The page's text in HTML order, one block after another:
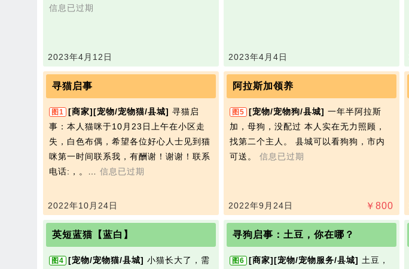
信息已过期
2023年4月12日 2023年4月4日
寻猫启事
图1 [商家][宠物/宠物猫/县城] 寻猫启
事：本人猫咪于10月23日上午在小区走
失，白色布偶，希望各位好心人士见到猫
咪第一时间联系我，有酬谢！谢谢！联系
电话:，。… 信息已过期
2022年10月24日
阿拉斯加领养
图5 [宠物/宠物狗/县城] 一年半阿拉斯
加，母狗，没配过 本人实在无力照顾，
找第二个主人。 县城可以看狗狗，市内
可送。 信息已过期
￥ 800
2022年9月24日
英短蓝猫【蓝白】
图4 [宠物/宠物猫/县城] 小猫长大了，需
寻狗启事：土豆，你在哪？
图6 [商家][宠物/宠物服务/县城] 土豆，